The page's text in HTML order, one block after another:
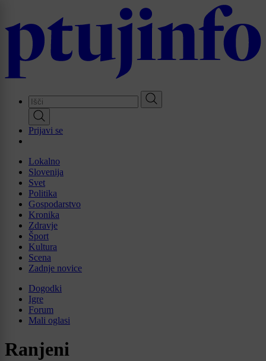
main
Prijavi se
Lokalno
Slovenija
Svet
Politika
Gospodarstvo
Kronika
Zdravje
Šport
Kultura
Scena
Zadnje novice
Dogodki
Igre
Forum
Mali oglasi
Ranjeni